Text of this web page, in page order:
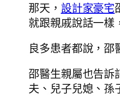
那天， 設計家豪宅
就跟親戚說話一樣
良多患者都說，邵
邵醫生親屬也告訴
夫、兒子兒媳、孫